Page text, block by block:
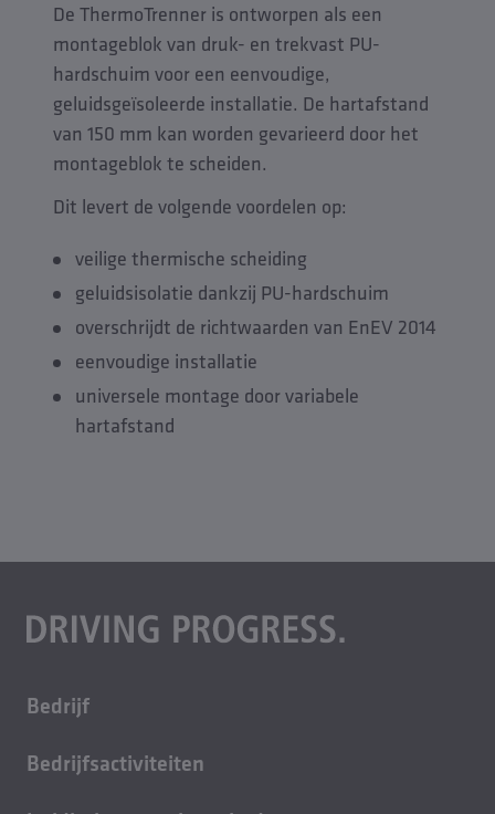
De ThermoTrenner is ontworpen als een
montageblok van druk- en trekvast PU-
hardschuim voor een eenvoudige,
geluidsgeïsoleerde installatie. De hartafstand
van 150 mm kan worden gevarieerd door het
montageblok te scheiden.
Dit levert de volgende voordelen op:
veilige thermische scheiding
geluidsisolatie dankzij PU-hardschuim
overschrijdt de richtwaarden van EnEV 2014
eenvoudige installatie
universele montage door variabele
hartafstand
Bedrijf
Carrière
Bedrijfsactiviteiten